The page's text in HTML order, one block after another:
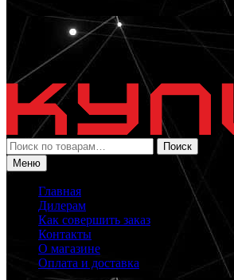
Искать:
Поиск
Меню
Главная
Дилерам
Как совершить заказ
Контакты
О магазине
Оплата и доставка